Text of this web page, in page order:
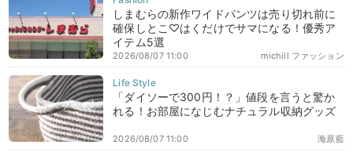
しまむらの新作ワイドパンツは売り切れ前に
確保しとこ♡はくだけでサマになる！優秀ア
イテム5選
michill ファッション
2026/08/07 11:00
「ダイソーで300円！？」値段を言うと驚か
れる！お部屋になじむナチュラル収納グッズ
海原藍
2026/08/07 11:00